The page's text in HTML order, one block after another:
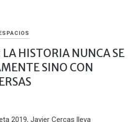
LA HISTORIA NUNCA SE
SINO CON
2019, Javier Cercas lleva